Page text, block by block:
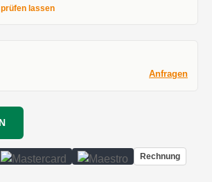
lassen
Anfragen
Rechnung